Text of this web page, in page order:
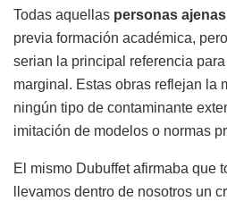
Todas aquellas personas
previa formación académica,
serian la principal referencia
marginal. Estas obras reflejan la
ningún tipo de contaminante
imitación de modelos o normas
El mismo Dubuffet afirmaba que
llevamos dentro de nosotros un